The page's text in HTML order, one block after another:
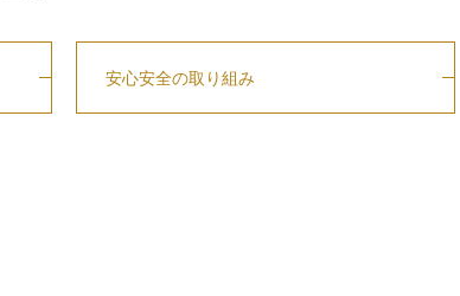
安心安全の取り組み